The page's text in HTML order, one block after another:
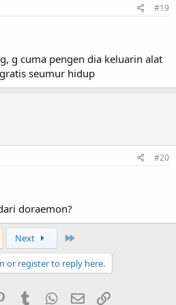
#19
g cuma pengen dia keluarin alat
seumur hidup
#20
doraemon?
Next
or register to reply here.
PinterestTumblr WhatsApp
Email